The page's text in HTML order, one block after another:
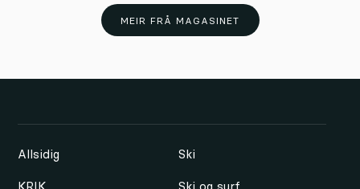
MEIR FRÅ MAGASINET
Allsidig Ski